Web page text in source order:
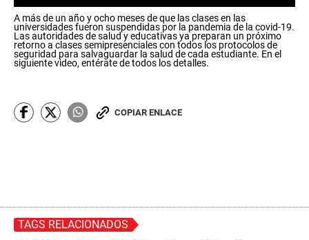
s
e
c
o
n
f
0
A más de un año y ocho meses de que las clases en las
universidades fueron suspendidas por la pandemia de la covid-19.
Las autoridades de salud y educativas ya preparan un próximo
retorno a clases semipresenciales con todos los protocolos de
seguridad para salvaguardar la salud de cada estudiante. En el
siguiente video, entérate de todos los detalles.
COPIAR ENLACE
TAGS RELACIONADOS